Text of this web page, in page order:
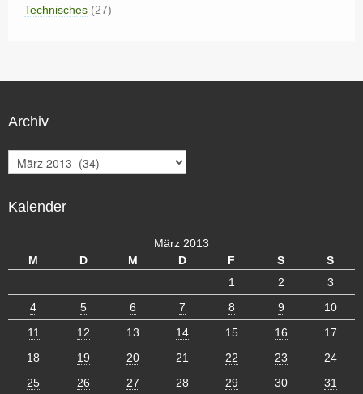
Technisches (27)
Archiv
r
h
Kalender
März 2013
M
D M D F S
S
1
2
3
4
5 6 7 8 9
10
11
12 13 14 15 16
17
18
19 20 21 22 23
24
25
26 27 28 29 30 31